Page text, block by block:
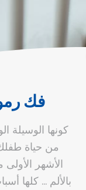
فك
كونها الوسيلة
من حياة
الأشهر
بالألم … كلها